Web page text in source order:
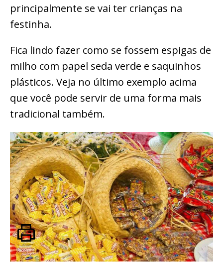
principalmente se vai ter crianças na
festinha.
Fica lindo fazer como se fossem espigas de
milho com papel seda verde e saquinhos
plásticos. Veja no último exemplo acima
que você pode servir de uma forma mais
tradicional também.